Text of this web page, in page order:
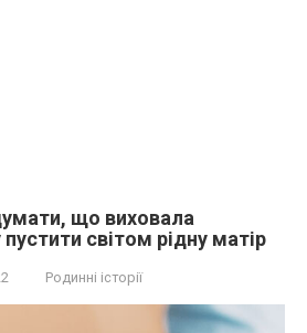
що виховала
світом рідну матір
Родинні історії